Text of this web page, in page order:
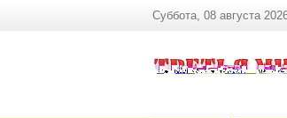
Суббота, 08 августа